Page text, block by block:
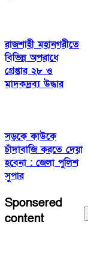
রাজশাহী মহানগরীতে
বিভিন্ন অপরাধে
গ্রেপ্তার ২৮ ও
মাদকদ্রব্য উদ্ধার
সড়কে কাউকে
চাঁদাবাজি করতে দেয়া
হবেনা : জেলা পুলিশ
সুপার
Sponsered
content